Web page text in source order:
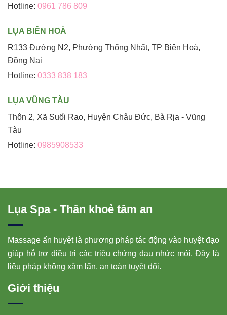
Hotline: 0961 786 809
LỤA BIÊN HOÀ
R133 Đường N2, Phường Thống Nhất, TP Biên Hoà,
Đồng Nai
Hotline: 0333 838 183
LỤA VŨNG TÀU
Thôn 2, Xã Suối Rao, Huyện Châu Đức, Bà Rịa - Vũng
Tàu
Hotline: 0985908533
Lụa Spa - Thân khoẻ tâm an
Massage ấn huyệt là phương pháp tác động vào huyệt đạo
giúp hỗ trợ điều trị các triệu chứng đau nhức mỏi. Đây là
liệu pháp không xâm lấn, an toàn tuyệt đối.
Giới thiệu